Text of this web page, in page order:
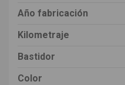
Año fabricación
Kilometraje
Bastidor
Color